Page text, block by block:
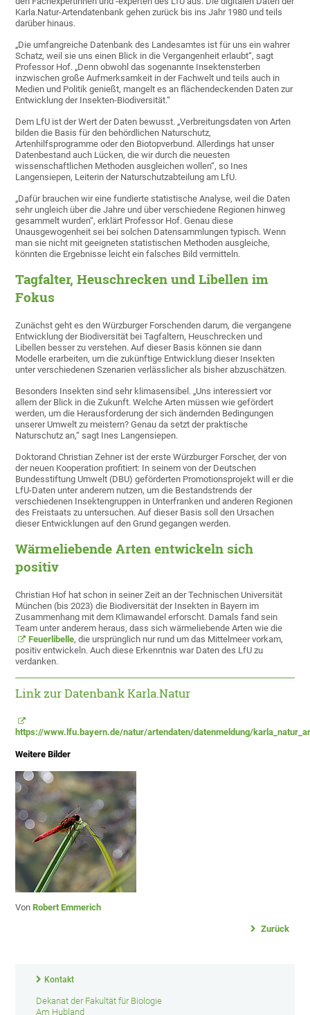
Karla.Natur-Artendatenbank gehen zurück bis ins Jahr 1980 und teils
darüber hinaus.
„Die umfangreiche Datenbank des Landesamtes ist für uns ein wahrer
Schatz, weil sie uns einen Blick in die Vergangenheit erlaubt“, sagt
Professor Hof. „Denn obwohl das sogenannte Insektensterben
inzwischen große Aufmerksamkeit in der Fachwelt und teils auch in
Medien und Politik genießt, mangelt es an flächendeckenden Daten zur
Entwicklung der Insekten-Biodiversität.“
Dem LfU ist der Wert der Daten bewusst. „Verbreitungsdaten von Arten
bilden die Basis für den behördlichen Naturschutz,
Artenhilfsprogramme oder den Biotopverbund. Allerdings hat unser
Datenbestand auch Lücken, die wir durch die neuesten
wissenschaftlichen Methoden ausgleichen wollen“, so Ines
Langensiepen, Leiterin der Naturschutzabteilung am LfU.
„Dafür brauchen wir eine fundierte statistische Analyse, weil die Daten
sehr ungleich über die Jahre und über verschiedene Regionen hinweg
gesammelt wurden“, erklärt Professor Hof. Genau diese
Unausgewogenheit sei bei solchen Datensammlungen typisch. Wenn
man sie nicht mit geeigneten statistischen Methoden ausgleiche,
könnten die Ergebnisse leicht ein falsches Bild vermitteln.
Tagfalter, Heuschrecken und Libellen im
Fokus
Zunächst geht es den Würzburger Forschenden darum, die vergangene
Entwicklung der Biodiversität bei Tagfaltern, Heuschrecken und
Libellen besser zu verstehen. Auf dieser Basis können sie dann
Modelle erarbeiten, um die zukünftige Entwicklung dieser Insekten
unter verschiedenen Szenarien verlässlicher als bisher abzuschätzen.
Besonders Insekten sind sehr klimasensibel. „Uns interessiert vor
allem der Blick in die Zukunft. Welche Arten müssen wie gefördert
werden, um die Herausforderung der sich ändernden Bedingungen
unserer Umwelt zu meistern? Genau da setzt der praktische
Naturschutz an,“ sagt Ines Langensiepen.
Doktorand Christian Zehner ist der erste Würzburger Forscher, der von
der neuen Kooperation profitiert: In seinem von der Deutschen
Bundesstiftung Umwelt (DBU) geförderten Promotionsprojekt will er die
LfU-Daten unter anderem nutzen, um die Bestandstrends der
verschiedenen Insektengruppen in Unterfranken und anderen Regionen
des Freistaats zu untersuchen. Auf dieser Basis soll den Ursachen
dieser Entwicklungen auf den Grund gegangen werden.
Wärmeliebende Arten entwickeln sich
positiv
Christian Hof hat schon in seiner Zeit an der Technischen Universität
München (bis 2023) die Biodiversität der Insekten in Bayern im
Zusammenhang mit dem Klimawandel erforscht. Damals fand sein
Team unter anderem heraus, dass sich wärmeliebende Arten wie die
Feuerlibelle, die ursprünglich nur rund um das Mittelmeer vorkam,
positiv entwickeln. Auch diese Erkenntnis war Daten des LfU zu
verdanken.
Link zur Datenbank Karla.Natur
https://www.lfu.bayern.de/natur/artendaten/datenmeldung/
Weitere Bilder
VonRobert Emmerich
Zurück
Kontakt
Dekanat der Fakultät für Biologie
Am Hubland